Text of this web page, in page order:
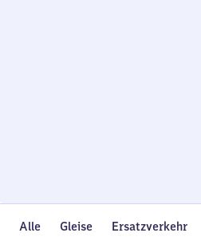
Alle Gleise Ersatzverkehr